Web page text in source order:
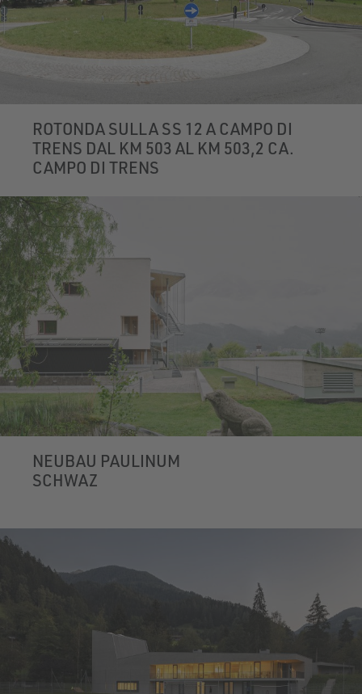
ROTONDA SULLA SS 12 A CAMPO DI
TRENS DAL KM 503 AL KM 503,2 CA.
CAMPO DI TRENS
NEUBAU PAULINUM
SCHWAZ